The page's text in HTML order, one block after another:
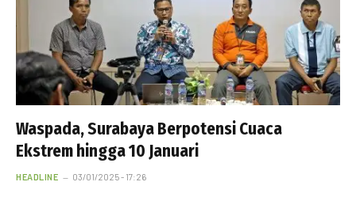
Waspada, Surabaya Berpotensi Cuaca
Ekstrem hingga 10 Januari
HEADLINE 03/01/2025 - 17:26